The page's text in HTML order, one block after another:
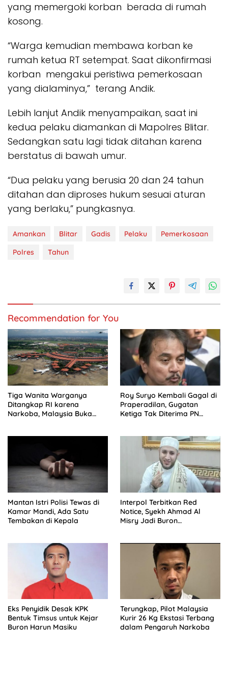
yang memergoki korban berada di rumah
kosong.
“Warga kemudian membawa korban ke
rumah ketua RT setempat. Saat dikonfirmasi
korban mengakui peristiwa pemerkosaan
yang dialaminya,” terang Andik.
Lebih lanjut Andik menyampaikan, saat ini
kedua pelaku diamankan di Mapolres Blitar.
Sedangkan satu lagi tidak ditahan karena
berstatus di bawah umur.
“Dua pelaku yang berusia 20 dan 24 tahun
ditahan dan diproses hukum sesuai aturan
yang berlaku,” pungkasnya.
Amankan Blitar Gadis Pelaku
Pemerkosaan
Polres
Tahun
Recommendation for You
Tiga Wanita Warganya
Ditangkap RI karena
Narkoba, Malaysia Buka
Roy Suryo Kembali Gagal di
Praperadilan, Gugatan
Ketiga Tak Diterima PN
Mantan Istri Polisi Tewas di
Kamar Mandi, Ada Satu
Tembakan di Kepala
Interpol Terbitkan Red
Notice, Syekh Ahmad Al
Misry Jadi Buron
Eks Penyidik Desak KPK
Bentuk Timsus untuk Kejar
Buron Harun Masiku
Terungkap, Pilot Malaysia
Kurir 26 Kg Ekstasi Terbang
dalam Pengaruh Narkoba